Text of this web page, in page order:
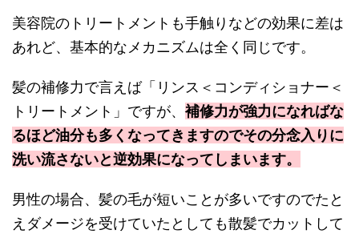
美容院のトリートメントも手触りなどの効果に差は
あれど、基本的なメカニズムは全く同じです。
髪の補修力で言えば「リンス＜コンディショナー＜
トリートメント」 ですが、 補修力が強力になればな
るほど油分も多くなってきますのでその分念入りに
洗い流さないと逆効果になってしまいます。
男性の場合、髪の毛が短いことが多いですのでたと
えダメージを受けていたとしても散髪でカットして